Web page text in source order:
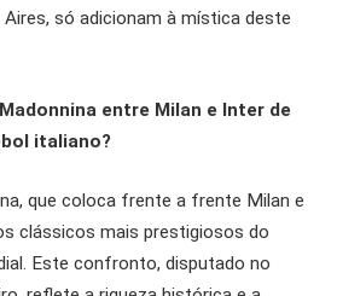
só adicionam à mística deste
entre Milan e Inter de
italiano?
que coloca frente a frente Milan e
clássicos mais prestigiosos do
Este confronto, disputado no